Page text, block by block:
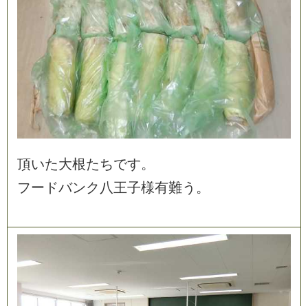
頂いた大根たちです。
フー ドバンク 八王子様有難う 。